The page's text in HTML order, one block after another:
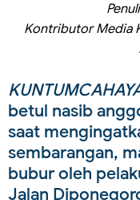
Kontributor Media
betul nasib
saat
sembarangan,
bubur oleh
Jalan